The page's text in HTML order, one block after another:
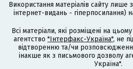
Використання матеріалів сайту лише
інтернет-видань - гіперпосилання)
Всі матеріали, які розміщені на
агентство "Інтерфакс-Україна", не
відтворенню та/чи
інакше як з письмового дозволу
Україна".